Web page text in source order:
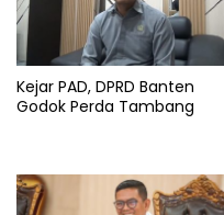
Pemkab
Pemprov
serang
vaksinasi
Kejar PAD, DPRD Banten
Godok Perda Tambang